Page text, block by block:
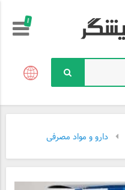
!
دارو و مواد مصرفی